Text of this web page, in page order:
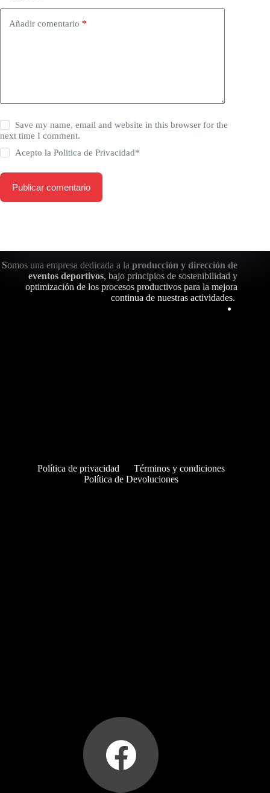
Añadir comentario *
Save my name, email and website in this browser for the
next time I comment.
Acepto laPolitica de Privacidad*
Publicar comentario
Somos una empresa dedicada a laproducción y dirección de
eventos deportivos, bajo principios de sostenibilidad y
optimización de los procesos productivos para la mejora
continua de nuestras actividades.
Política de privacidad
Términos y condiciones
Política de Devoluciones